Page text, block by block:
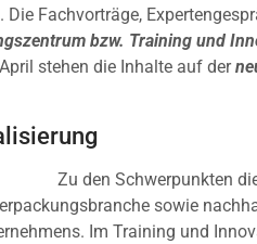
Fachvorträge,
bzw. Training und
stehen die Inhalte auf der
Zu den Schwerpunkten
sowie
Im Training und